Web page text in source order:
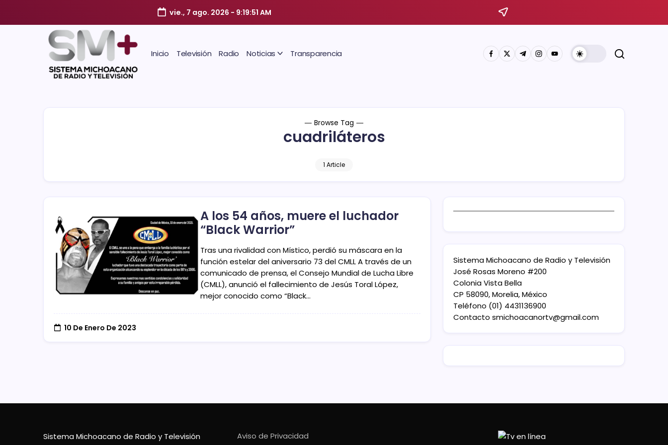
vie., 7 ago. 2026- 9:19:52 AM
Inicio Televisión Radio Noticias Transparencia
Browse Tag
cuadriláteros
1 Article
A los 54 años, muere el luchador
“Black Warrior”
Tras una rivalidad con Místico, perdió su máscara en la
función estelar del aniversario 73 del CMLL A través de un
comunicado de prensa, el Consejo Mundial de Lucha Libre
(CMLL), anunció el fallecimiento de Jesús Toral López,
mejor conocido como “Black…
10 De Enero De 2023
Sistema Michoacano de Radio y Televisión
José Rosas Moreno #200
Colonia Vista Bella
CP 58090, Morelia, México
Teléfono (01) 4431136900
Contacto smichoacanortv@gmail.com
Sistema Michoacano de Radio y Televisión
Aviso de Privacidad